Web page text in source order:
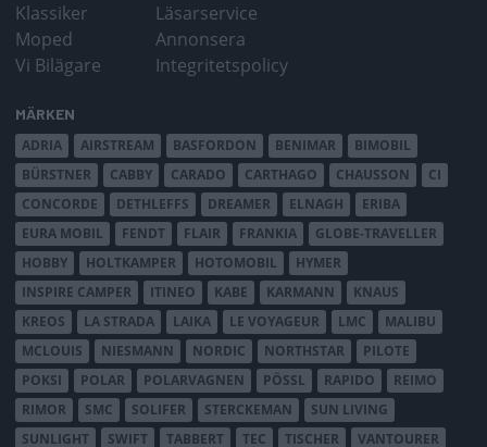
Klassiker
Moped
Vi Bilägare
Läsarservice
Annonsera
Integritetspolicy
MÄRKEN
ADRIA
AIRSTREAM BASFORDON BENIMAR
BIMOBIL
BÜRSTNER
CABBY CARADO CARTHAGO CHAUSSON
CI
CONCORDE
DETHLEFFS DREAMER ELNAGH
ERIBA
EURA MOBIL
FENDT FLAIR FRANKIA
GLOBE-TRAVELLER
HOBBY
HOLTKAMPER HOTOMOBIL
HYMER
INSPIRE CAMPER
ITINEO KABE KARMANN
KNAUS
KREOS
LA STRADA LAIKA LE VOYAGEUR LMC
MALIBU
MCLOUIS
NIESMANN NORDIC NORTHSTAR
PILOTE
POKSI
POLAR POLARVAGNEN PÖSSL RAPIDO
REIMO
RIMOR
SMC SOLIFER STERCKEMAN
SUN LIVING
SUNLIGHT
SWIFT TABBERT TEC TISCHER VANTOURER